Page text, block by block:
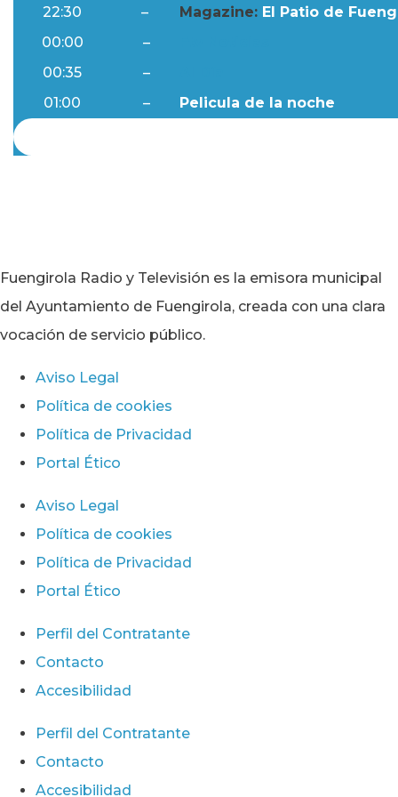
22:30 – Magazine: El Patio de
00:00
–
00:35
–
01:00
– Pelicula de la noche
Fuengirola Radio y Televisión es la emisora municipal
del Ayuntamiento de Fuengirola, creada con una clara
vocación de servicio público.
Aviso Legal
Política de cookies
Política de Privacidad
Portal Ético
Aviso Legal
Política de cookies
Política de Privacidad
Portal Ético
Perfil del Contratante
Contacto
Accesibilidad
Perfil del Contratante
Contacto
Accesibilidad